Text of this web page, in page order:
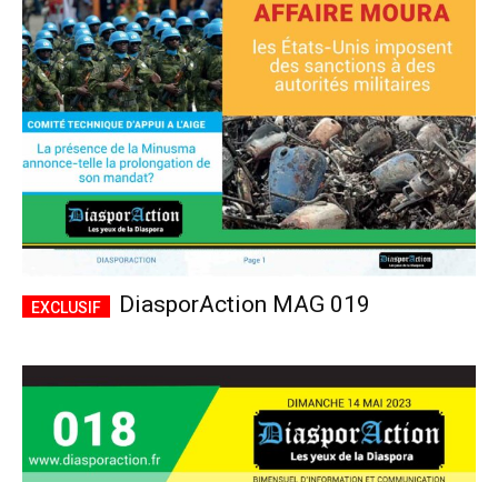
DiasporAction MAG 019